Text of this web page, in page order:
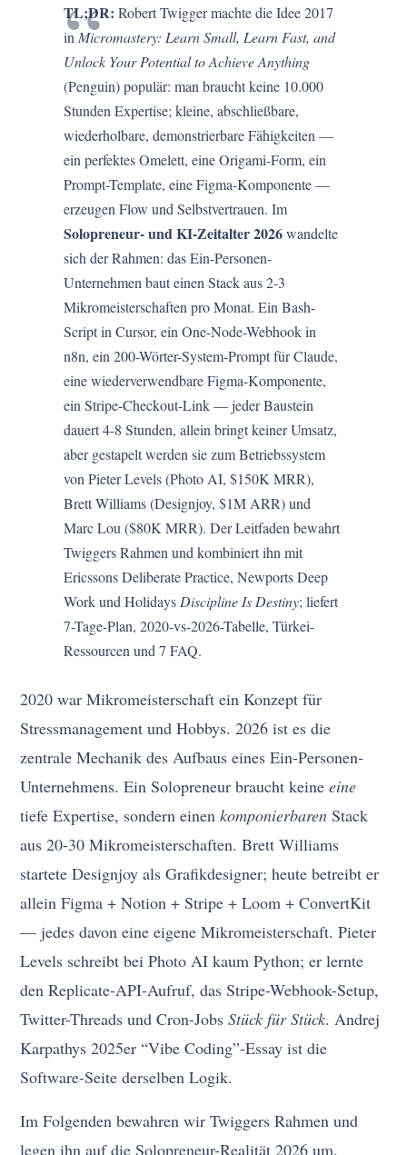
TL;DR: Robert Twigger machte die Idee 2017
inMicromastery: Learn Small, Learn Fast, and
Unlock Your Potential to Achieve Anything
(Penguin) populär: man braucht keine 10.000
Stunden Expertise; kleine, abschließbare,
wiederholbare, demonstrierbare Fähigkeiten —
ein perfektes Omelett, eine Origami-Form, ein
Prompt-Template, eine Figma-Komponente —
erzeugen Flow und Selbstvertrauen. Im
Solopreneur- und KI-Zeitalter 2026wandelte
sich der Rahmen: das Ein-Personen-
Unternehmen baut einen Stack aus 2-3
Mikromeisterschaften pro Monat. Ein Bash-
Script in Cursor, ein One-Node-Webhook in
n8n, ein 200-Wörter-System-Prompt für Claude,
eine wiederverwendbare Figma-Komponente,
ein Stripe-Checkout-Link — jeder Baustein
dauert 4-8 Stunden, allein bringt keiner Umsatz,
aber gestapelt werden sie zum Betriebssystem
von Pieter Levels (Photo AI, $150K MRR),
Brett Williams (Designjoy, $1M ARR) und
Marc Lou ($80K MRR). Der Leitfaden bewahrt
Twiggers Rahmen und kombiniert ihn mit
Ericssons Deliberate Practice, Newports Deep
Work und Holidays Discipline Is Destiny; liefert
7-Tage-Plan, 2020-vs-2026-Tabelle, Türkei-
Ressourcen und 7 FAQ.
2020 war Mikromeisterschaft ein Konzept für
Stressmanagement und Hobbys. 2026 ist es die
zentrale Mechanik des Aufbaus eines Ein-Personen-
Unternehmens. Ein Solopreneur braucht keineeine
tiefe Expertise, sondern einenkompo­nierbaren Stack
aus 20-30 Mikromeisterschaften. Brett Williams
startete Designjoy als Grafikdesigner; heute betreibt er
allein Figma + Notion + Stripe + Loom + ConvertKit
— jedes davon eine eigene Mikromeisterschaft. Pieter
Levels schreibt bei Photo AI kaum Python; er lernte
den Replicate-API-Aufruf, das Stripe-Webhook-Setup,
Twitter-Threads und Cron-JobsStück für Stück. Andrej
Karpathys 2025er “Vibe Coding”-Essay ist die
Software-Seite derselben Logik.
Im Folgenden bewahren wir Twiggers Rahmen und
legen ihn auf die Solopreneur-Realität 2026 um.